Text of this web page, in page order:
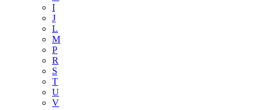
I
J
L
M
P
R
S
T
U
V